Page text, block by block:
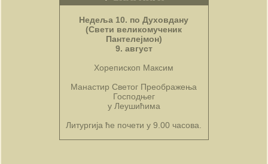
Недеља 10. по Духовдану
(Свети великомученик
Пантелејмон)
9. август
Хорепископ Максим
Манастир Светог Преображења
Господњег
у Леушићима
Литургија ће почети у 9.00 часова.